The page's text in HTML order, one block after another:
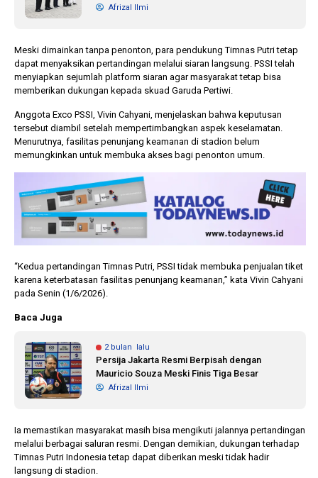
Afrizal Ilmi
Meski dimainkan tanpa penonton, para pendukung Timnas Putri tetap
dapat menyaksikan pertandingan melalui siaran langsung. PSSI telah
menyiapkan sejumlah platform siaran agar masyarakat tetap bisa
memberikan dukungan kepada skuad Garuda Pertiwi.
Anggota Exco PSSI, Vivin Cahyani, menjelaskan bahwa keputusan
tersebut diambil setelah mempertimbangkan aspek keselamatan.
Menurutnya, fasilitas penunjang keamanan di stadion belum
memungkinkan untuk membuka akses bagi penonton umum.
“Kedua pertandingan Timnas Putri, PSSI tidak membuka penjualan tiket
karena keterbatasan fasilitas penunjang keamanan,” kata Vivin Cahyani
pada Senin (1/6/2026).
Baca Juga
2 bulan lalu
Persija Jakarta Resmi Berpisah dengan
Mauricio Souza Meski Finis Tiga Besar
Afrizal Ilmi
Ia memastikan masyarakat masih bisa mengikuti jalannya pertandingan
melalui berbagai saluran resmi. Dengan demikian, dukungan terhadap
Timnas Putri Indonesia tetap dapat diberikan meski tidak hadir
langsung di stadion.